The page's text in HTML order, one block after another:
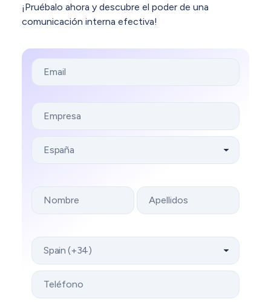
¡Pruébalo ahora y descubre el poder de una
comunicación interna efectiva!